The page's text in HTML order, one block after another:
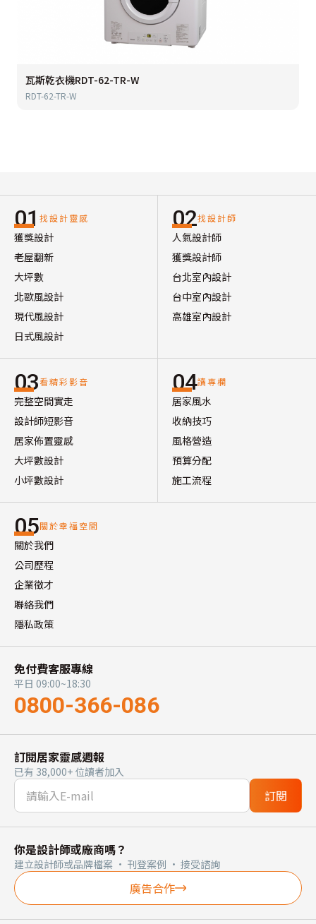
瓦斯乾衣機RDT-62-TR-W
RDT-62-TR-W
01 找設計靈感
獲獎設計
老屋翻新
大坪數
北歐風設計
現代風設計
日式風設計
02找設計師
人氣設計師
獲獎設計師
台北室內設計
台中室內設計
高雄室內設計
03看精彩影音
完整空間實走
設計師短影音
居家佈置靈感
大坪數設計
小坪數設計
04讀專欄
居家風水
收納技巧
風格營造
預算分配
施工流程
05關於幸福空間
關於我們
公司歷程
企業徵才
聯絡我們
隱私政策
免付費客服專線
平日 09:00~18:30
0800-366-086
訂閱居家靈感週報
已有 38,000+ 位讀者加入
訂閱
你是設計師或廠商嗎？
建立設計師或品牌檔案 · 刊登案例 · 接受諮詢
廣告合作